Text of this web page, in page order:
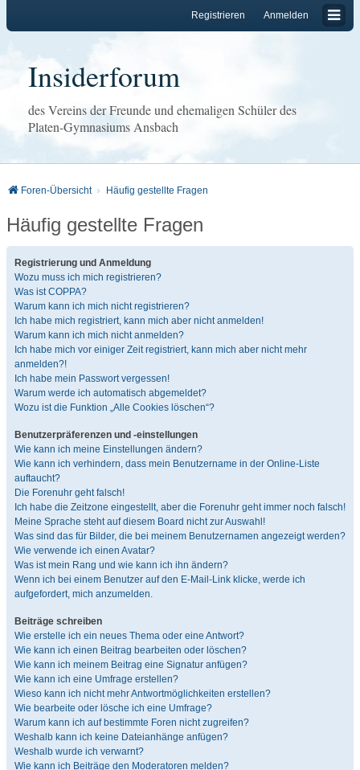
Anmelden
Registrieren
Insiderforum
des Vereins der Freunde und ehemaligen Schüler des
Platen-Gymnasiums Ansbach
Foren-Übersicht Häufig gestellte Fragen
Häufig gestellte Fragen
Registrierung und Anmeldung
Wozu muss ich mich registrieren?
Was ist COPPA?
Warum kann ich mich nicht registrieren?
Ich habe mich registriert, kann mich aber nicht anmelden!
Warum kann ich mich nicht anmelden?
Ich habe mich vor einiger Zeit registriert, kann mich aber nicht mehr
anmelden?!
Ich habe mein Passwort vergessen!
Warum werde ich automatisch abgemeldet?
Wozu ist die Funktion „Alle Cookies löschen“?
Benutzerpräferenzen und -einstellungen
Wie kann ich meine Einstellungen ändern?
Wie kann ich verhindern, dass mein Benutzername in der Online-Liste
auftaucht?
Die Forenuhr geht falsch!
Ich habe die Zeitzone eingestellt, aber die Forenuhr geht immer noch falsch!
Meine Sprache steht auf diesem Board nicht zur Auswahl!
Was sind das für Bilder, die bei meinem Benutzernamen angezeigt werden?
Wie verwende ich einen Avatar?
Was ist mein Rang und wie kann ich ihn ändern?
Wenn ich bei einem Benutzer auf den E-Mail-Link klicke, werde ich
aufgefordert, mich anzumelden.
Beiträge schreiben
Wie erstelle ich ein neues Thema oder eine Antwort?
Wie kann ich einen Beitrag bearbeiten oder löschen?
Wie kann ich meinem Beitrag eine Signatur anfügen?
Wie kann ich eine Umfrage erstellen?
Wieso kann ich nicht mehr Antwortmöglichkeiten erstellen?
Wie bearbeite oder lösche ich eine Umfrage?
Warum kann ich auf bestimmte Foren nicht zugreifen?
Weshalb kann ich keine Dateianhänge anfügen?
Weshalb wurde ich verwarnt?
Wie kann ich Beiträge den Moderatoren melden?